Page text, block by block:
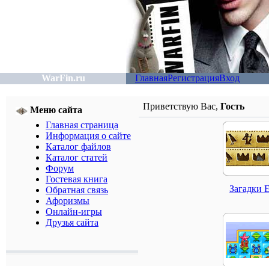
WarFin.ru ГлавнаяРегистрацияВход
Меню сайта
Главная страница
Информация о сайте
Каталог файлов
Каталог статей
Форум
Гостевая книга
Обратная связь
Афоризмы
Онлайн-игры
Друзья сайта
Приветствую Вас, Гость
Загадки